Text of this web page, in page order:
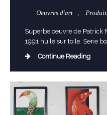
Oeuvres d'art ,
Superbe oeuvre de Patrick
1991 huile sur toile. Serie
Continue Reading